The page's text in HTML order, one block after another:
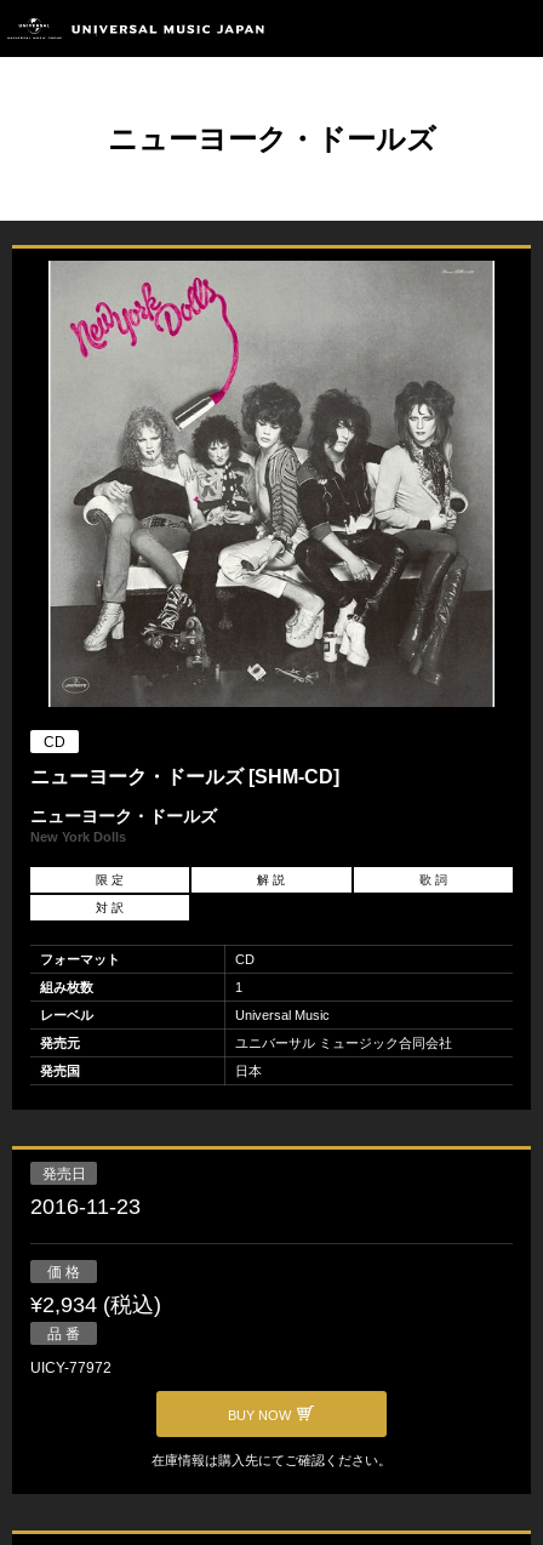
ニューヨーク・ドールズ
CD
ニューヨーク・ドールズ [SHM-CD]
ニューヨーク・ドールズ
New York Dolls
限 定 解 説 歌 詞
対 訳
フォーマット
CD
組み枚数
1
レーベル
Universal Music
発売元
ユニバーサル ミュージック合同会社
発売国
日本
発売日
2016-11-23
価 格
¥2,934 (税込)
品 番
UICY-77972
BUY NOW
在庫情報は購入先にてご確認ください。